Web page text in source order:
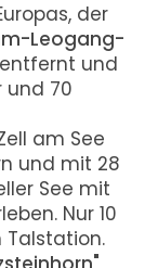
der
Leogang-
und
und 70
am See
und mit 28
See mit
Nur 10
Talstation.